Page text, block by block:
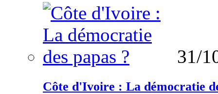
31/
Côte d'Ivoire : La démocratie